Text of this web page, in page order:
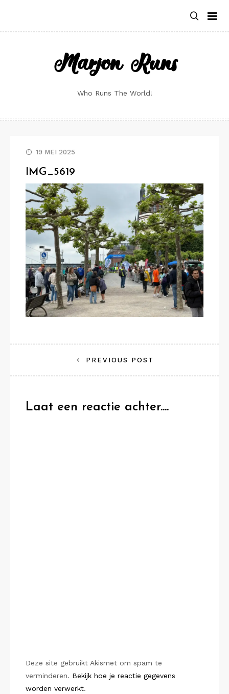
content
Marjon Runs
Who Runs The World!
19 MEI 2025
IMG_5619
navigatie
PREVIOUS POST
Laat een reactie achter....
Deze site gebruikt Akismet om spam te
verminderen. Bekijk hoe je reactie gegevens
worden verwerkt.